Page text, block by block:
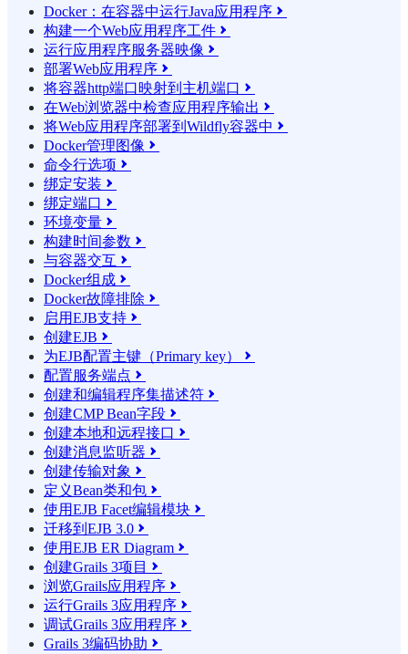
Docker：在容器中运行Java应用程序 
构建一个Web应用程序工件 
运行应用程序服务器映像 
部署Web应用程序 
将容器http端口映射到主机端口 
在Web浏览器中检查应用程序输出 
将Web应用程序部署到Wildfly容器中 
Docker管理图像 
命令行选项 
绑定安装 
绑定端口 
环境变量 
构建时间参数 
与容器交互 
Docker组成 
Docker故障排除 
启用EJB支持 
创建EJB 
为EJB配置主键（Primary key） 
配置服务端点 
创建和编辑程序集描述符 
创建CMP Bean字段 
创建本地和远程接口 
创建消息监听器 
创建传输对象 
定义Bean类和包 
使用EJB Facet编辑模块 
迁移到EJB 3.0 
使用EJB ER Diagram 
创建Grails 3项目 
浏览Grails应用程序 
运行Grails 3应用程序 
调试Grails 3应用程序 
Grails 3编码协助 